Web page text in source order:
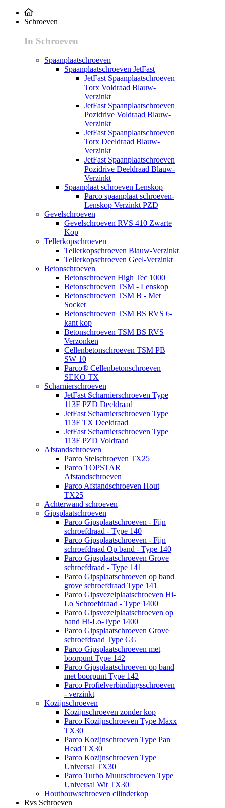
Schroeven
In Schroeven
Spaanplaatschroeven
Spaanplaatschroeven JetFast
JetFast Spaanplaatschroeven
Torx Voldraad Blauw-
Verzinkt
JetFast Spaanplaatschroeven
Pozidrive Voldraad Blauw-
Verzinkt
JetFast Spaanplaatschroeven
Torx Deeldraad Blauw-
Verzinkt
JetFast Spaanplaatschroeven
Pozidrive Deeldraad Blauw-
Verzinkt
Spaanplaat schroeven Lenskop
Parco spaanplaat schroeven-
Lenskop Verzinkt PZD
Gevelschroeven
Gevelschroeven RVS 410 Zwarte
Kop
Tellerkopschroeven
Tellerkopschroeven Blauw-Verzinkt
Tellerkopschroeven Geel-Verzinkt
Betonschroeven
Betonschroeven High Tec 1000
Betonschroeven TSM - Lenskop
Betonschroeven TSM B - Met
Socket
Betonschroeven TSM BS RVS 6-
kant kop
Betonschroeven TSM BS RVS
Verzonken
Cellenbetonschroeven TSM PB
SW 10
Parco® Cellenbetonschroeven
SEKO TX
Scharnierschroeven
JetFast Scharnierschroeven Type
113F PZD Deeldraad
JetFast Scharnierschroeven Type
113F TX Deeldraad
JetFast Scharnierschroeven Type
113F PZD Voldraad
Afstandschroeven
Parco Stelschroeven TX25
Parco TOPSTAR
Afstandschroeven
Parco Afstandschroeven Hout
TX25
Achterwand schroeven
Gipsplaatschroeven
Parco Gipsplaatschroeven - Fijn
schroefdraad - Type 140
Parco Gipsplaatschroeven - Fijn
schroefdraad Op band - Type 140
Parco Gipsplaatschroeven Grove
schroefdraad - Type 141
Parco Gipsplaatschroeven op band
grove schroefdraad Type 141
Parco Gipsvezelplaatschroeven Hi-
Lo Schroefdraad - Type 1400
Parco Gipsvezelplaatschroeven op
band Hi-Lo-Type 1400
Parco Gipsplaatschroeven Grove
schroefdraad Type GG
Parco Gipsplaatschroeven met
boorpunt Type 142
Parco Gipsplaatschroeven op band
met boorpunt Type 142
Parco Profielverbindingsschroeven
- verzinkt
Kozijnschroeven
Kozijnschroeven zonder kop
Parco Kozijnschroeven Type Maxx
TX30
Parco Kozijnschroeven Type Pan
Head TX30
Parco Kozijnschroeven Type
Universal TX30
Parco Turbo Muurschroeven Type
Universal Wit TX30
Houtbouwschroeven cilinderkop
Rvs Schroeven